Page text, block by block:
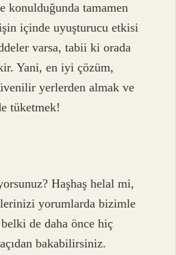
konulduğunda tamamen
içinde uyuşturucu etkisi
varsa, tabii ki orada
Yani, en iyi çözüm,
yerlerden almak ve
tüketmek!
Haşhaş helal mi,
yorumlarda bizimle
de daha önce hiç
bakabilirsiniz.